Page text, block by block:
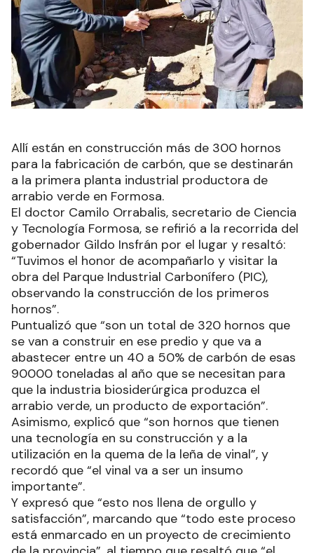
Allí están en construcción más de 300 hornos
para la fabricación de carbón, que se destinarán
a la primera planta industrial productora de
arrabio verde en Formosa.
El doctor Camilo Orrabalis, secretario de Ciencia
y Tecnología Formosa, se refirió a la recorrida del
gobernador Gildo Insfrán por el lugar y resaltó:
“Tuvimos el honor de acompañarlo y visitar la
obra del Parque Industrial Carbonífero (PIC),
observando la construcción de los primeros
hornos”.
Puntualizó que “son un total de 320 hornos que
se van a construir en ese predio y que va a
abastecer entre un 40 a 50% de carbón de esas
90000 toneladas al año que se necesitan para
que la industria biosiderúrgica produzca el
arrabio verde, un producto de exportación”.
Asimismo, explicó que “son hornos que tienen
una tecnología en su construcción y a la
utilización en la quema de la leña de vinal”, y
recordó que “el vinal va a ser un insumo
importante”.
Y expresó que “esto nos llena de orgullo y
satisfacción”, marcando que “todo este proceso
está enmarcado en un proyecto de crecimiento